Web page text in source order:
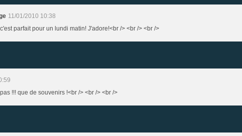
11/01/2010 10:38
parfait pour un lundi matin! J'adore!<br /> <br /> <br />
!!! que de souvenirs !<br /> <br /> <br />